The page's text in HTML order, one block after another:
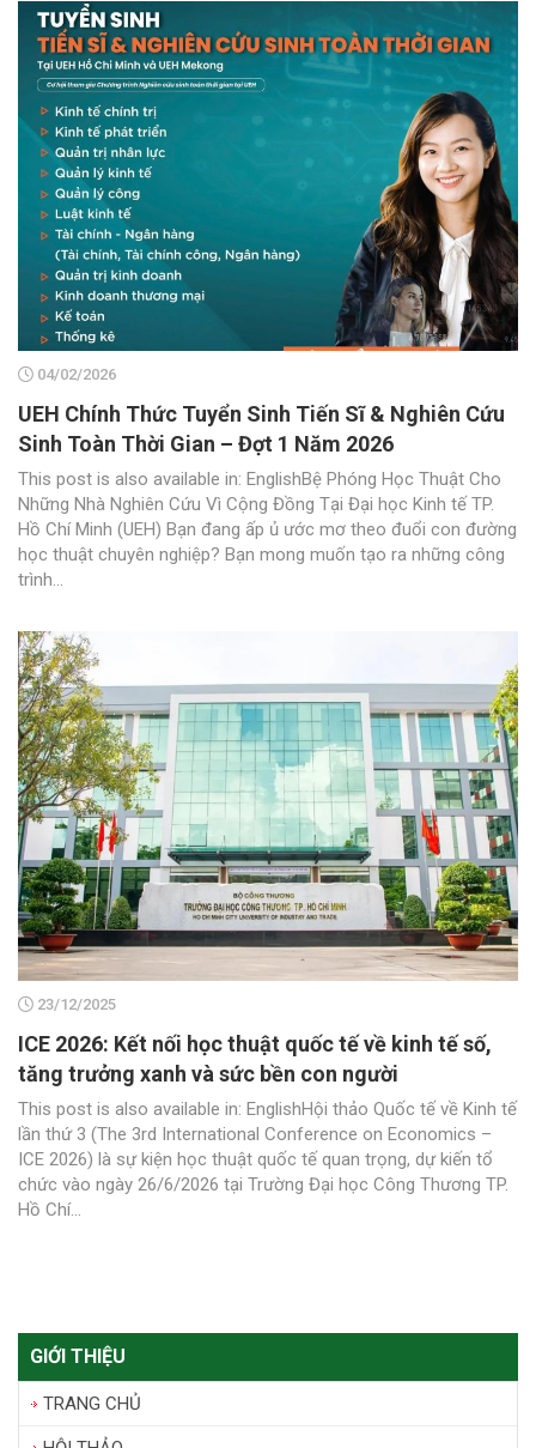
04/02/2026
UEH Chính Thức Tuyển Sinh Tiến Sĩ & Nghiên Cứu
Sinh Toàn Thời Gian – Đợt 1 Năm 2026
This post is also available in: EnglishBệ Phóng Học Thuật Cho
Những Nhà Nghiên Cứu Vì Cộng Đồng Tại Đại học Kinh tế TP.
Hồ Chí Minh (UEH) Bạn đang ấp ủ ước mơ theo đuổi con đường
học thuật chuyên nghiệp? Bạn mong muốn tạo ra những công
trình...
23/12/2025
ICE 2026: Kết nối học thuật quốc tế về kinh tế số,
tăng trưởng xanh và sức bền con người
This post is also available in: EnglishHội thảo Quốc tế về Kinh tế
lần thứ 3 (The 3rd International Conference on Economics –
ICE 2026) là sự kiện học thuật quốc tế quan trọng, dự kiến tổ
chức vào ngày 26/6/2026 tại Trường Đại học Công Thương TP.
Hồ Chí...
GIỚI THIỆU
TRANG CHỦ